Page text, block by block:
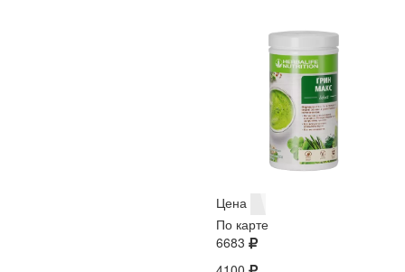
Цена
По карте
6683